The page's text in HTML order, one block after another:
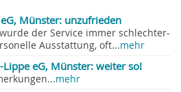
Münster: unzufrieden
der Service immer schlechter-
Ausstattung, oft...mehr
Lippe eG, Münster: weiter so!
mehr